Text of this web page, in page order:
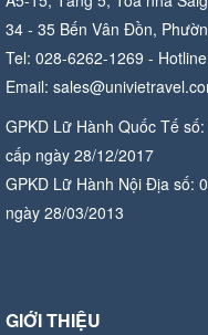
34 - 35 Bến Vân Đồn,
Tel: 028-6262-1269 -
Email:
GPKD Lữ Hành Quốc Tế
cấp ngày 28/12/2017
GPKD Lữ Hành Nội Địa số:
ngày 28/03/2013
GIỚI THIỆU